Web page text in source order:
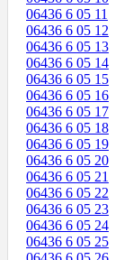
06436 6 05 11
06436 6 05 12
06436 6 05 13
06436 6 05 14
06436 6 05 15
06436 6 05 16
06436 6 05 17
06436 6 05 18
06436 6 05 19
06436 6 05 20
06436 6 05 21
06436 6 05 22
06436 6 05 23
06436 6 05 24
06436 6 05 25